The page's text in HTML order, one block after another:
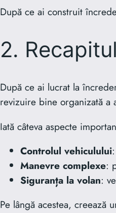
După ce ai construit
2.
După ce ai lucrat la
revizuire bine organizată a
Iată câteva aspecte
Controlul vehiculului
Manevre complexe:
Siguranța la volan:
Pe lângă acestea,